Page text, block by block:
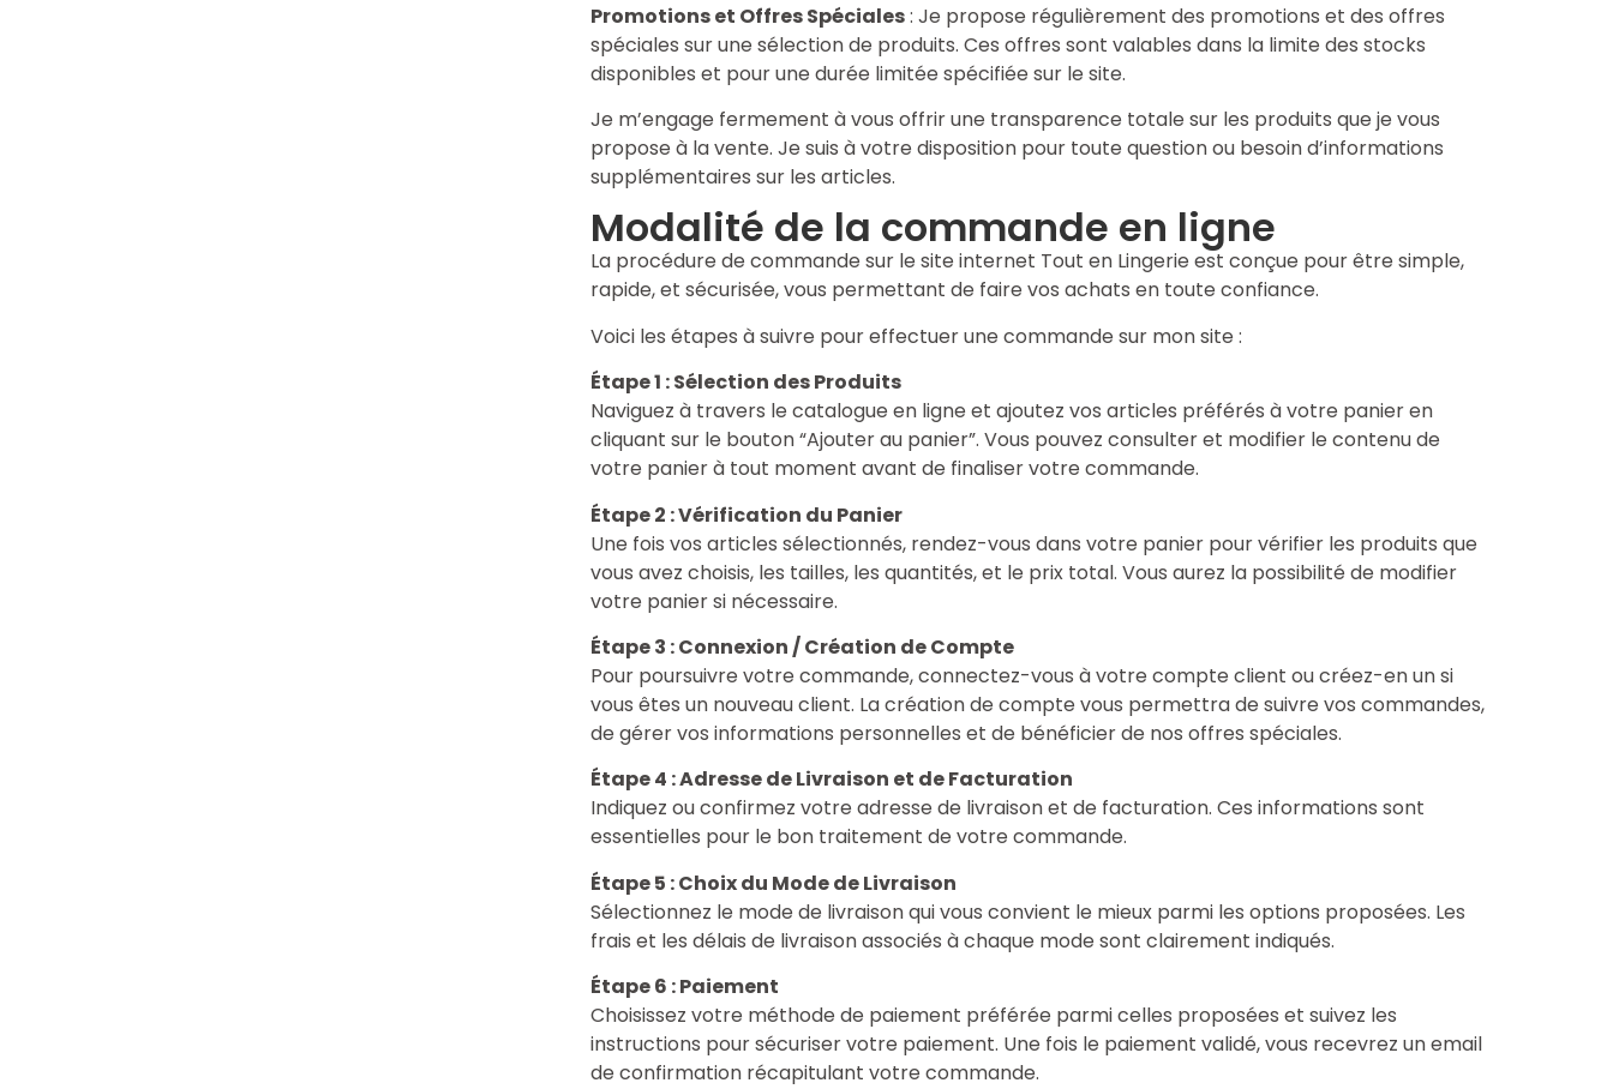
Promotions et Offres Spéciales: Je propose régulièrement des promotions et des offres
spéciales sur une sélection de produits. Ces offres sont valables dans la limite des stocks
disponibles et pour une durée limitée spécifiée sur le site.
Je m’engage fermement à vous offrir une transparence totale sur les produits que je vous
propose à la vente. Je suis à votre disposition pour toute question ou besoin d’informations
supplémentaires sur les articles.
Modalité de la commande en ligne
La procédure de commande sur le site internet Tout en Lingerie est conçue pour être simple,
rapide, et sécurisée, vous permettant de faire vos achats en toute confiance.
Voici les étapes à suivre pour effectuer une commande sur mon site :
Étape 1 : Sélection des Produits
Naviguez à travers le catalogue en ligne et ajoutez vos articles préférés à votre panier en
cliquant sur le bouton “Ajouter au panier”. Vous pouvez consulter et modifier le contenu de
votre panier à tout moment avant de finaliser votre commande.
Étape 2 : Vérification du Panier
Une fois vos articles sélectionnés, rendez-vous dans votre panier pour vérifier les produits que
vous avez choisis, les tailles, les quantités, et le prix total. Vous aurez la possibilité de modifier
votre panier si nécessaire.
Étape 3 : Connexion / Création de Compte
Pour poursuivre votre commande, connectez-vous à votre compte client ou créez-en un si
vous êtes un nouveau client. La création de compte vous permettra de suivre vos commandes,
de gérer vos informations personnelles et de bénéficier de nos offres spéciales.
Étape 4 : Adresse de Livraison et de Facturation
Indiquez ou confirmez votre adresse de livraison et de facturation. Ces informations sont
essentielles pour le bon traitement de votre commande.
Étape 5 : Choix du Mode de Livraison
Sélectionnez le mode de livraison qui vous convient le mieux parmi les options proposées. Les
frais et les délais de livraison associés à chaque mode sont clairement indiqués.
Étape 6 : Paiement
Choisissez votre méthode de paiement préférée parmi celles proposées et suivez les
instructions pour sécuriser votre paiement. Une fois le paiement validé, vous recevrez un email
de confirmation récapitulant votre commande.